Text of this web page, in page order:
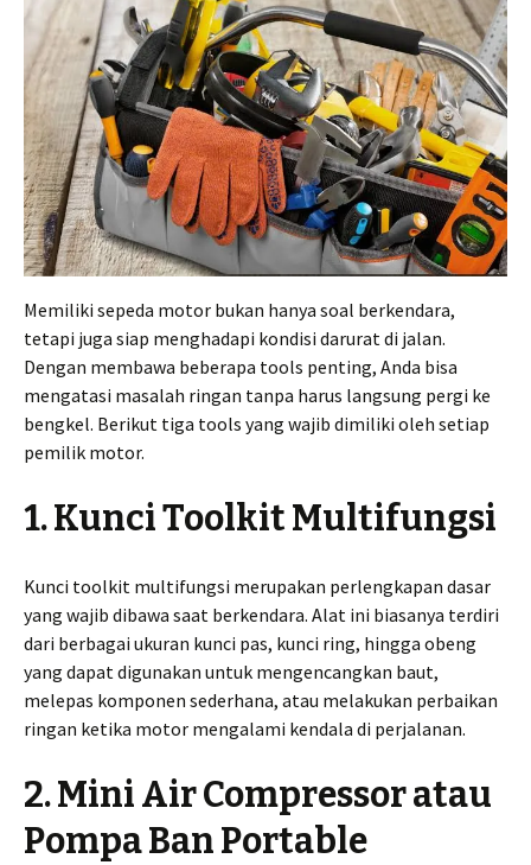
Memiliki sepeda motor bukan hanya soal berkendara,
tetapi juga siap menghadapi kondisi darurat di jalan.
Dengan membawa beberapa tools penting, Anda bisa
mengatasi masalah ringan tanpa harus langsung pergi ke
bengkel. Berikut tiga tools yang wajib dimiliki oleh setiap
pemilik motor.
1. Kunci Toolkit Multifungsi
Kunci toolkit multifungsi merupakan perlengkapan dasar
yang wajib dibawa saat berkendara. Alat ini biasanya terdiri
dari berbagai ukuran kunci pas, kunci ring, hingga obeng
yang dapat digunakan untuk mengencangkan baut,
melepas komponen sederhana, atau melakukan perbaikan
ringan ketika motor mengalami kendala di perjalanan.
2. Mini Air Compressor atau
Pompa Ban Portable